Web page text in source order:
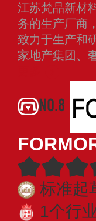
江苏梵品新材
务的生产厂商
致力于生产和
家地产集团、
NO.8
标准起
1个行